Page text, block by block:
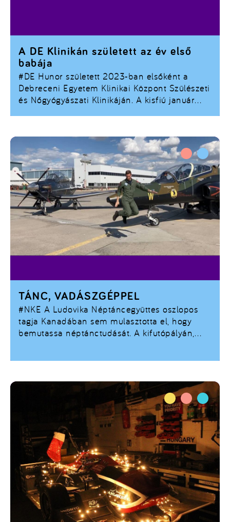
#DE Hunor született 2023-ban elsőként a
Debreceni Egyetem Klinikai Központ Szülészeti
és Nőgyógyászati Klinikáján. A kisfiú január
A DE Klinikán született az év első
babája
#NKE A Ludovika Néptáncegyüttes oszlopos
tagja Kanadában sem mulasztotta el, hogy
bemutassa néptánctudását. A kifutópályán,
TÁNC, VADÁSZGÉPPEL